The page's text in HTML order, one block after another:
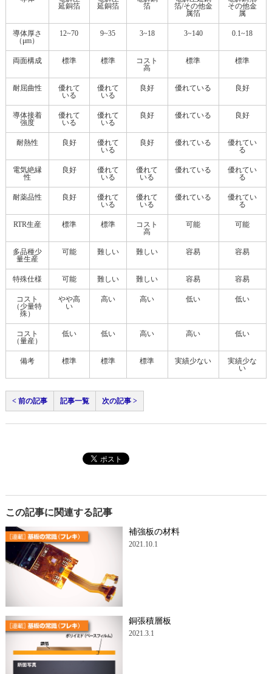
延銅箔
延銅箔
箔
箔/その他金
属箔
その他金
属
導体厚さ
（μm）
12~70 9~35 3~18 3~140 0.1~18
両面構成 標準 標準
コスト
高
標準 標準
耐屈曲性
優れて
いる
優れて
いる
良好 優れている 良好
導体接着
強度
優れて
いる
優れて
いる
良好 優れている 良好
耐熱性 良好
優れて
いる
良好 優れている
優れてい
る
電気絶縁
性
良好
優れて
いる
優れて
いる
優れている
優れてい
る
耐薬品性 良好
優れて
いる
優れて
いる
優れている
優れてい
る
RTR生産 標準 標準
コスト
高
可能 可能
多品種少
量生産
可能 難しい 難しい 容易 容易
特殊仕様 可能 難しい 難しい 容易 容易
コスト
（少量特
殊）
やや高
い
高い 高い 低い 低い
コスト
（量産）
低い 低い 高い 高い 低い
備考 標準 標準 標準 実績少ない
実績少な
い
< 前の記事 記事一覧 次の記事 >
この記事に関連する記事
補強板の材料
2021.10.1
銅張積層板
2021.3.1